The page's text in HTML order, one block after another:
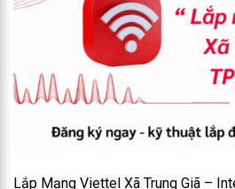
Lắp Mạng Viettel Xã Trung Giã –